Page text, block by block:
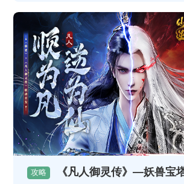
攻略 《凡人御灵传》—妖兽宝